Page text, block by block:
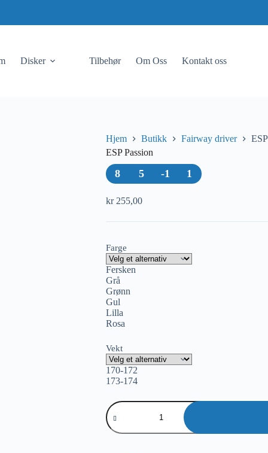
Disker Tilbehør Om Oss Kontakt oss
Hjem Butikk Fairway driver
ESP Passion
8 5 -1 1
kr255,00
Farge
Fersken
Grå
Grønn
Gul
Lilla
Rosa
Vekt
170-172
173-174
ESP
Passion
antall